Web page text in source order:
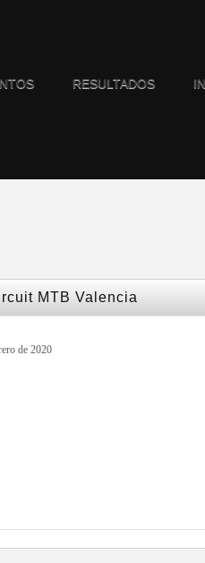
RESULTADOS
MTB Valencia
de 2020